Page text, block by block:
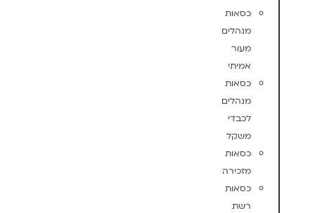
כסאות
מנהלים
מעור
אמיתי
כסאות
מנהלים
לכבדי
משקל
כסאות
מזכירה
כסאות
רשת